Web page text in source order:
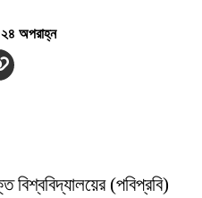
অপরাহ্ন
বিশ্ববিদ্যালয়ের (পবিপ্রবি)